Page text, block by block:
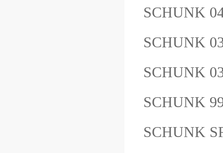
SCHUNK
SCHUNK
SCHUNK
SCHUNK
SCHUNK